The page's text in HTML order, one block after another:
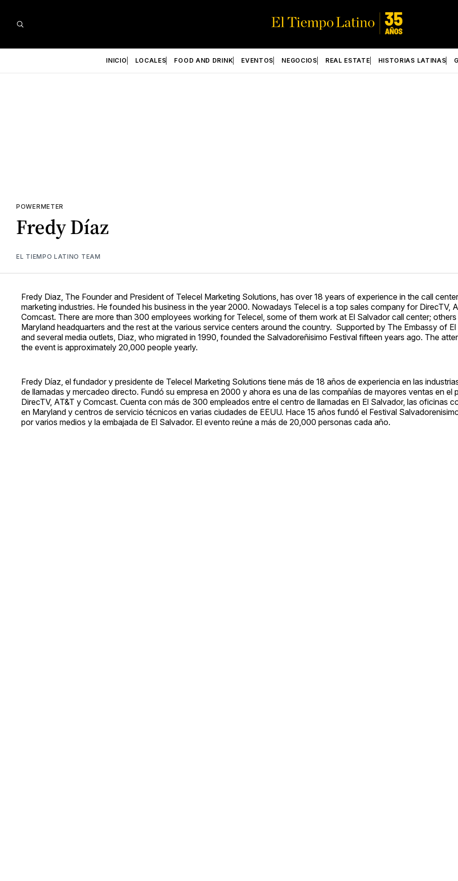
INICIO LOCALES FOOD AND DRINK EVENTOS NEGOCIOS REAL ESTATE HISTORIAS LATINAS
POWERMETER
Fredy Díaz
EL TIEMPO LATINO TEAM
Fredy Diaz, The Founder and President of Telecel Marketing Solutions, has over 18 years of experience in the call
marketing industries. He founded his business in the year 2000. Nowadays Telecel is a top sales company for DirecTV,
Comcast. There are more than 300 employees working for Telecel, some of them work at El Salvador call center; others
Maryland headquarters and the rest at the various service centers around the country. Supported by The Embassy of
and several media outlets, Diaz, who migrated in 1990, founded the Salvadoreñisimo Festival fifteen years ago. The
the event is approximately 20,000 people yearly.
Fredy Díaz, el fundador y presidente de Telecel Marketing Solutions tiene más de 18 años de experiencia en las
de llamadas y mercadeo directo. Fundó su empresa en 2000 y ahora es una de las compañías de mayores ventas en el
DirecTV, AT&T y Comcast. Cuenta con más de 300 empleados entre el centro de llamadas en El Salvador, las oficinas
en Maryland y centros de servicio técnicos en varias ciudades de EEUU. Hace 15 años fundó el Festival
por varios medios y la embajada de El Salvador. El evento reúne a más de 20,000 personas cada año.